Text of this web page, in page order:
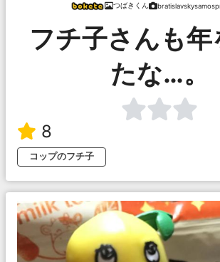
つばきくん
フチ子さんも年
たな…。
8
コップのフチ子